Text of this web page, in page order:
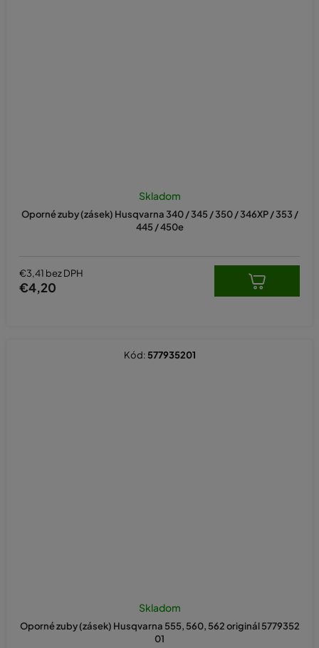
Oporné zuby (zásek) Husqvarna 340 / 345 / 350 / 346XP / 353 /
445 / 450e
Skladom
€3,41 bez DPH
€4,20
Oporné zuby (zásek) Husqvarna 555, 560, 562 originál 5779352
01
Skladom
Kód: 577935201